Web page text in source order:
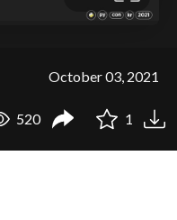
October 03, 2021
520 1